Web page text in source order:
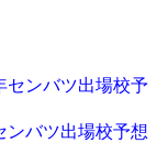
センバツ出場校予
ンバツ出場校予想